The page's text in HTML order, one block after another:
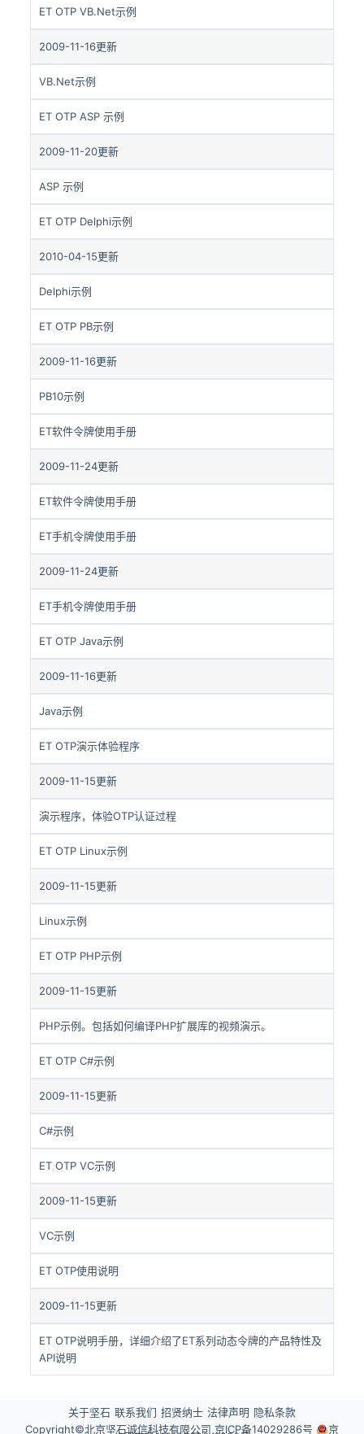
ET OTP VB.Net示例
2009-11-16更新
VB.Net示例
ET OTP ASP 示例
2009-11-20更新
ASP 示例
ET OTP Delphi示例
2010-04-15更新
Delphi示例
ET OTP PB示例
2009-11-16更新
PB10示例
ET软件令牌使用手册
2009-11-24更新
ET软件令牌使用手册
ET手机令牌使用手册
2009-11-24更新
ET手机令牌使用手册
ET OTP Java示例
2009-11-16更新
Java示例
ET OTP演示体验程序
2009-11-15更新
演示程序，体验OTP认证过程
ET OTP Linux示例
2009-11-15更新
Linux示例
ET OTP PHP示例
2009-11-15更新
PHP示例。包括如何编译PHP扩展库的视频演示。
ET OTP C#示例
2009-11-15更新
C#示例
ET OTP VC示例
2009-11-15更新
VC示例
ET OTP使用说明
2009-11-15更新
ET OTP说明手册，详细介绍了ET系列动态令牌的产品特性及
API说明
关于坚石 联系我们 招贤纳士 法律声明 隐私条款
Copyright©北京坚石诚信科技有限公司 京ICP备14029286号 京